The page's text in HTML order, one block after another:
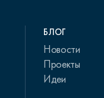
БЛОГ
Новости
Проекты
Идеи